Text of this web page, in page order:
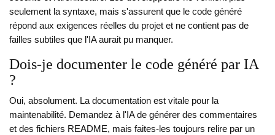
seulement la syntaxe, mais s'assurent que le code généré
répond aux exigences réelles du projet et ne contient pas de
failles subtiles que l'IA aurait pu manquer.
Dois-je documenter le code généré par IA
?
Oui, absolument. La documentation est vitale pour la
maintenabilité. Demandez à l'IA de générer des commentaires
et des fichiers README, mais faites-les toujours relire par un